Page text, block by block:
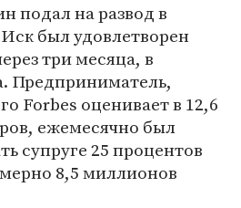
подал на развод в
был удовлетворен
три месяца, в
Предприниматель,
Forbes оценивает в 12,6
ежемесячно был
супруге 25 процентов
8,5 миллионов